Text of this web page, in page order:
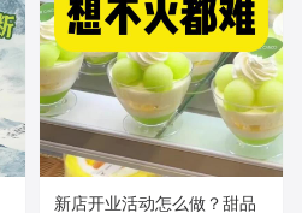
新店开业活动怎么做？甜品